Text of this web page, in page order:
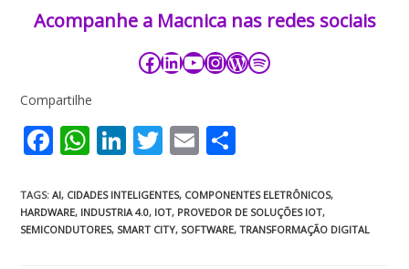
Acompanhe a Macnica nas redes sociais​​​
Compartilhe
F
e
b
W
at
s
Li
k
e
T
itt
er
E
ai
l
ar
e
TAGS:AI, CIDADES INTELIGENTES, COMPONENTES ELETRÔNICOS,
HARDWARE, INDUSTRIA 4.0, IOT, PROVEDOR DE SOLUÇÕES IOT,
SEMICONDUTORES, SMART CITY, SOFTWARE, TRANSFORMAÇÃO DIGITAL